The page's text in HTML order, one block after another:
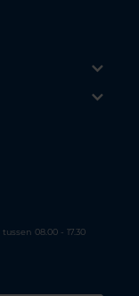
08.00 - 17.30